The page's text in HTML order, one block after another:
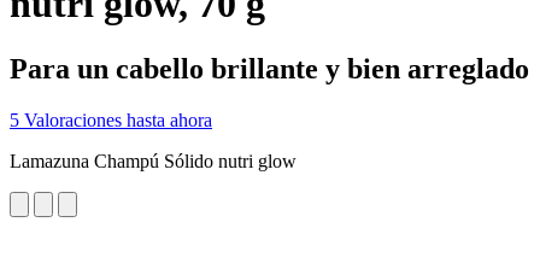
Para un cabello brillante y bien arreglado
5 Valoraciones hasta ahora
Lamazuna Champú Sólido nutri glow